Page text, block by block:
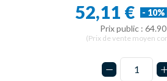
52,11 € - 10%
Prix public :
(Prix de vente moyen